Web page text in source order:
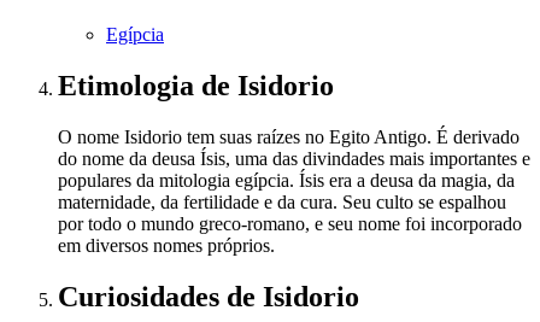
Egípcia
Etimologia de Isidorio
O nome Isidorio tem suas raízes no Egito Antigo. É derivado
do nome da deusa Ísis, uma das divindades mais importantes e
populares da mitologia egípcia. Ísis era a deusa da magia, da
maternidade, da fertilidade e da cura. Seu culto se espalhou
por todo o mundo greco-romano, e seu nome foi incorporado
em diversos nomes próprios.
Curiosidades de Isidorio